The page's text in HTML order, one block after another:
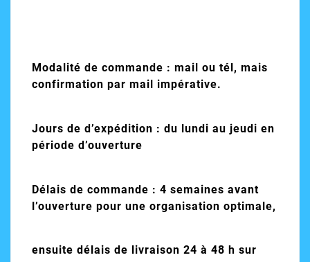
Modalité de commande : mail ou tél, mais
confirmation par mail impérative.
Jours de d’expédition : du lundi au jeudi en
période d’ouverture
Délais de commande : 4 semaines avant
l’ouverture pour une organisation optimale,
ensuite délais de livraison 24 à 48 h sur